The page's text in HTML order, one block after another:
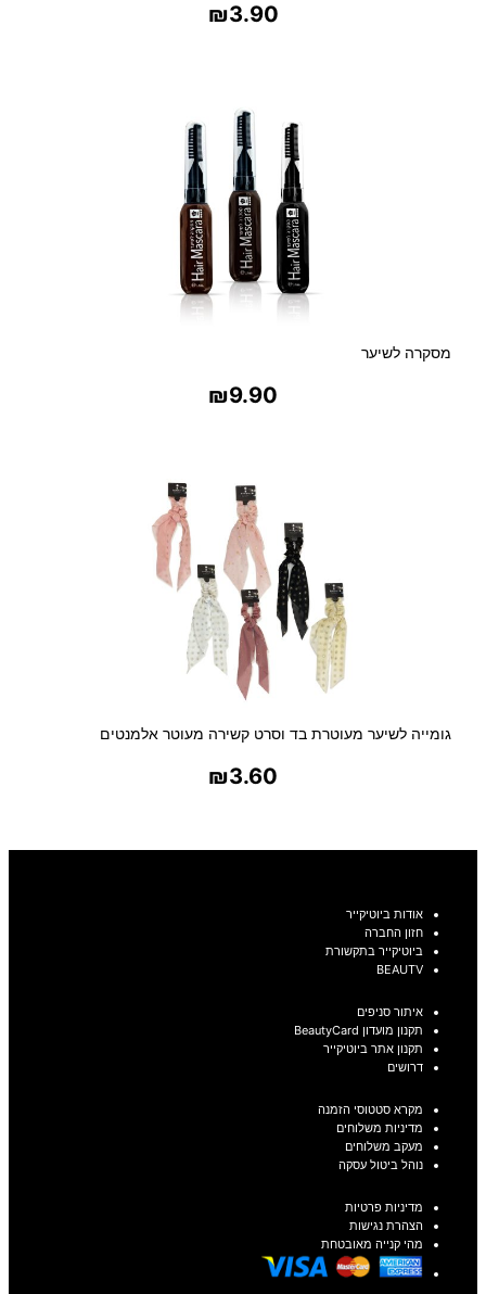
₪3.90
מסקרה לשיער
₪9.90
גומייה לשיער מעוטרת בד וסרט קשירה מעוטר אלמנטים
₪3.60
אודות ביוטיקייר
חזון החברה
ביוטיקייר בתקשורת
BEAUTV
איתור סניפים
תקנון מועדון BeautyCard
תקנון אתר ביוטיקייר
דרושים
מקרא סטטוסי הזמנה
מדיניות משלוחים
מעקב משלוחים
נוהל ביטול עסקה
מדיניות פרטיות
הצהרת נגישות
מהי קנייה מאובטחת